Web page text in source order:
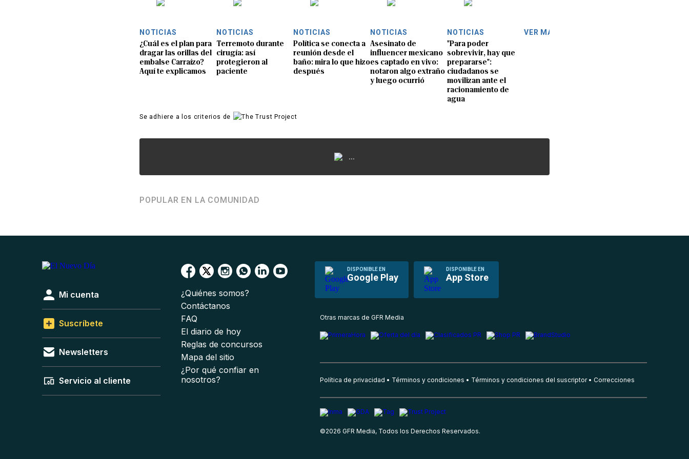
NOTICIAS
¿Cuál es el plan para
dragar las orillas del
embalse Carraízo?
Aquí te explicamos
NOTICIAS
Terremoto durante
cirugía: así
protegieron al
paciente
NOTICIAS
Política se conecta a
reunión desde el
baño: mira lo que hizo
después
NOTICIAS
Asesinato de
influencer mexicano
es captado en vivo:
notaron algo extraño
y luego ocurrió
NOTICIAS
"Para poder
sobrevivir, hay que
prepararse":
ciudadanos se
movilizan ante el
racionamiento de
agua
VER MÁS
Se adhiere a los criterios de
...
POPULAR EN LA COMUNIDAD
DISPONIBLE EN
Google Play
DISPONIBLE EN
App Store
Mi cuenta
Suscríbete
Newsletters
Servicio al cliente
¿Quiénes somos?
Contáctanos
FAQ
El diario de hoy
Reglas de concursos
Mapa del sitio
¿Por qué confiar en
nosotros?
Otras marcas de GFR Media
Política de privacidad Términos y condiciones Términos y condiciones del suscriptor Correcciones
©2026 GFR Media, Todos los Derechos Reservados.